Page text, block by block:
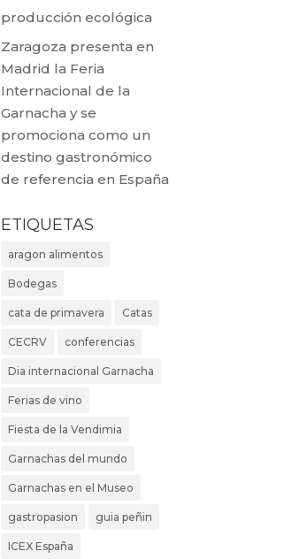
producción ecológica
Zaragoza presenta en
Madrid la Feria
Internacional de la
Garnacha y se
promociona como un
destino gastronómico
de referencia en España
ETIQUETAS
aragon alimentos
Bodegas
cata de primavera Catas
CECRV conferencias
Dia internacional Garnacha
Ferias de vino
Fiesta de la Vendimia
Garnachas del mundo
Garnachas en el Museo
gastropasion guia peñin
ICEX España